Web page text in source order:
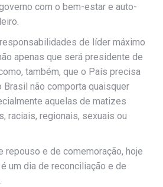
com o bem-estar e auto-
de líder máximo
apenas que será presidente de
também, que o País precisa
não comporta quaisquer
aquelas de matizes
raciais, regionais, sexuais ou
repouso e de comemoração, hoje
um dia de reconciliação e de